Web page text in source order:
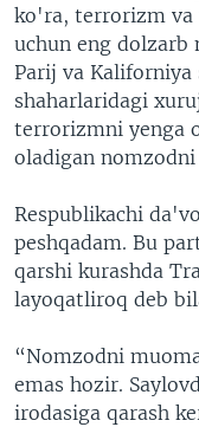
ko'ra, terrorizm va
uchun eng dolzarb
Parij va
shaharlaridagi
terrorizmni yenga
oladigan
Respublikachi
peshqadam. Bu
qarshi kurashda
layoqatliroq deb
“Nomzodni
emas hozir.
irodasiga qarash